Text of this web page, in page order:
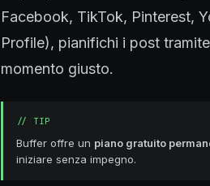
Facebook, TikTok, Pinterest,
Profile), pianifichi i post
momento giusto.
// TIP
Buffer offre un piano gratuito
iniziare senza impegno.